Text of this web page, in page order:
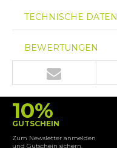
TECHNISCHE DATEN
BEWERTUNGEN
10%
GUTSCHEIN
Zum Newsletter anmelden
und Gutschein sichern.